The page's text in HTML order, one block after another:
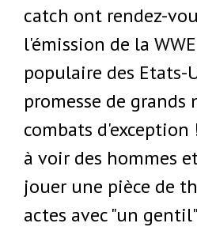
catch ont rendez-
l'émission de la
populaire des Etats-
promesse de grands
combats
à voir des hommes
jouer une pièce de
actes avec "un